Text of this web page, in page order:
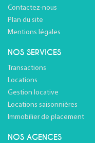
Contactez-nous
Plan du site
Mentions légales
NOS SERVICES
Transactions
Locations
Gestion locative
Locations saisonnières
Immobilier de placement
NOS AGENCES